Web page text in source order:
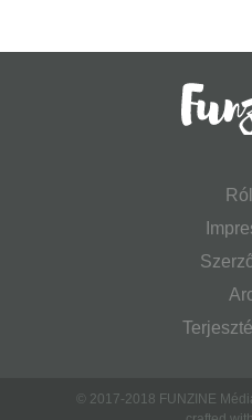
© 2017-2018 FUNZINE